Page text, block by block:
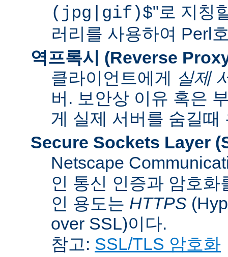
(jpg|gif)$"로 지칭
러리를 사용하여 Perl
역프록시 (Reverse
클라이언트에게 실제
버. 보안상 이유 혹은
게 실제 서버를 숨길때
Secure Sockets Layer
Netscape
인 통신 인증과 암호
인 용도는 HTTPS
over SSL)이다.
참고: SSL/TLS 암호화